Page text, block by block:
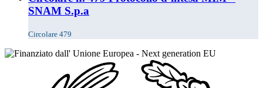
SNAM S.p.a
Circolare 479